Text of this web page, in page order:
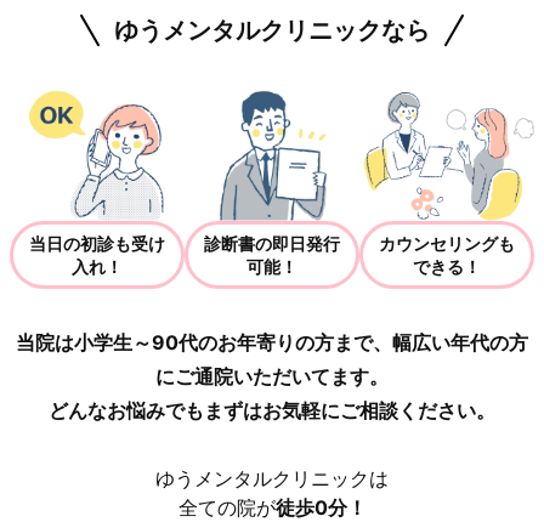
ゆうメンタルクリニックなら
当日の初診も受け
入れ！
診断書の即日発行
可能！
カウンセリングも
できる！
当院は小学生～90代のお年寄りの方まで、幅広い年代の方
にご通院いただいてます。
どんなお悩みでもまずはお気軽にご相談ください。
ゆうメンタルクリニックは
全ての院が徒歩0分！